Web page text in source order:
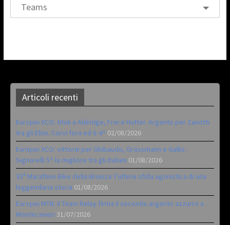
Teams
Articoli recenti
Europei XCO: titoli a Aldridge, Frei e Hutter. Argento per Zanotti
tra gli Elite. Corvi fora ed è 4^ 02/08/2026
Europei XCO: vittorie per Ghibaudo, Grossmann e Gallis.
Signorelli 5^ la migliore tra gli italiani 01/08/2026
35ª Marathon Bike della Brianza: l’ultima sfida agonistica di una
leggendaria storia 01/08/2026
Europei MTB: il Team Relay firma il secondo argento azzurro a
Monteceneri 31/07/2026